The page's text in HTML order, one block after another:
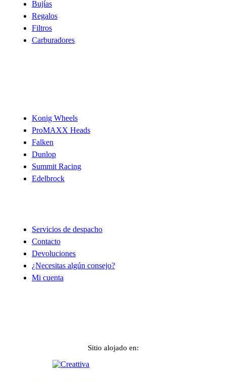
Bujías
Regalos
Filtros
Carburadores
Konig Wheels
ProMAXX Heads
Falken
Dunlop
Summit Racing
Edelbrock
Servicios de despacho
Contacto
Devoluciones
¿Necesitas algún consejo?
Mi cuenta
Sitio alojado en: